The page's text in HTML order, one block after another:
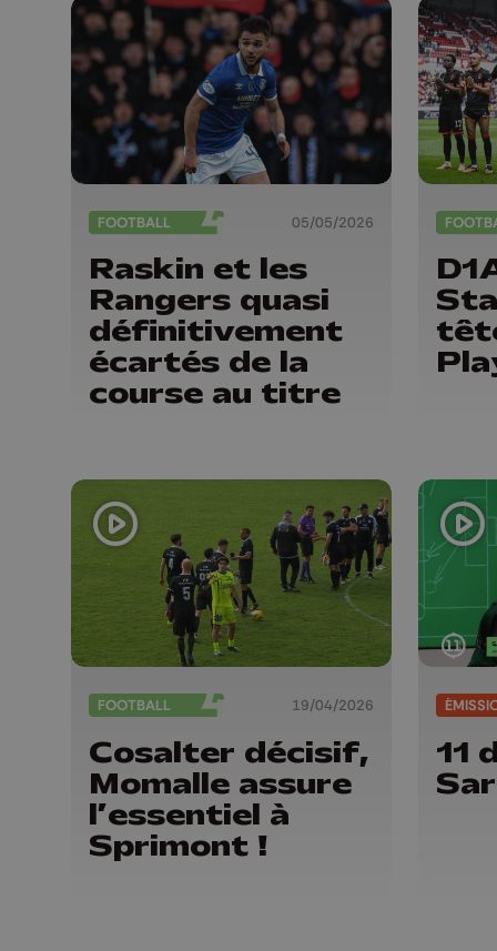
FOOTBALL 05/05/2026
Raskin et les
Rangers quasi
définitivement
écartés de la
course au titre
FOOTBALL 19/04/2026
Cosalter décisif,
Momalle assure
l’essentiel à
Sprimont !
11